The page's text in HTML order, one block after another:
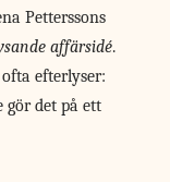
Petterssons
affärsidé.
efterlyser:
gör det på ett